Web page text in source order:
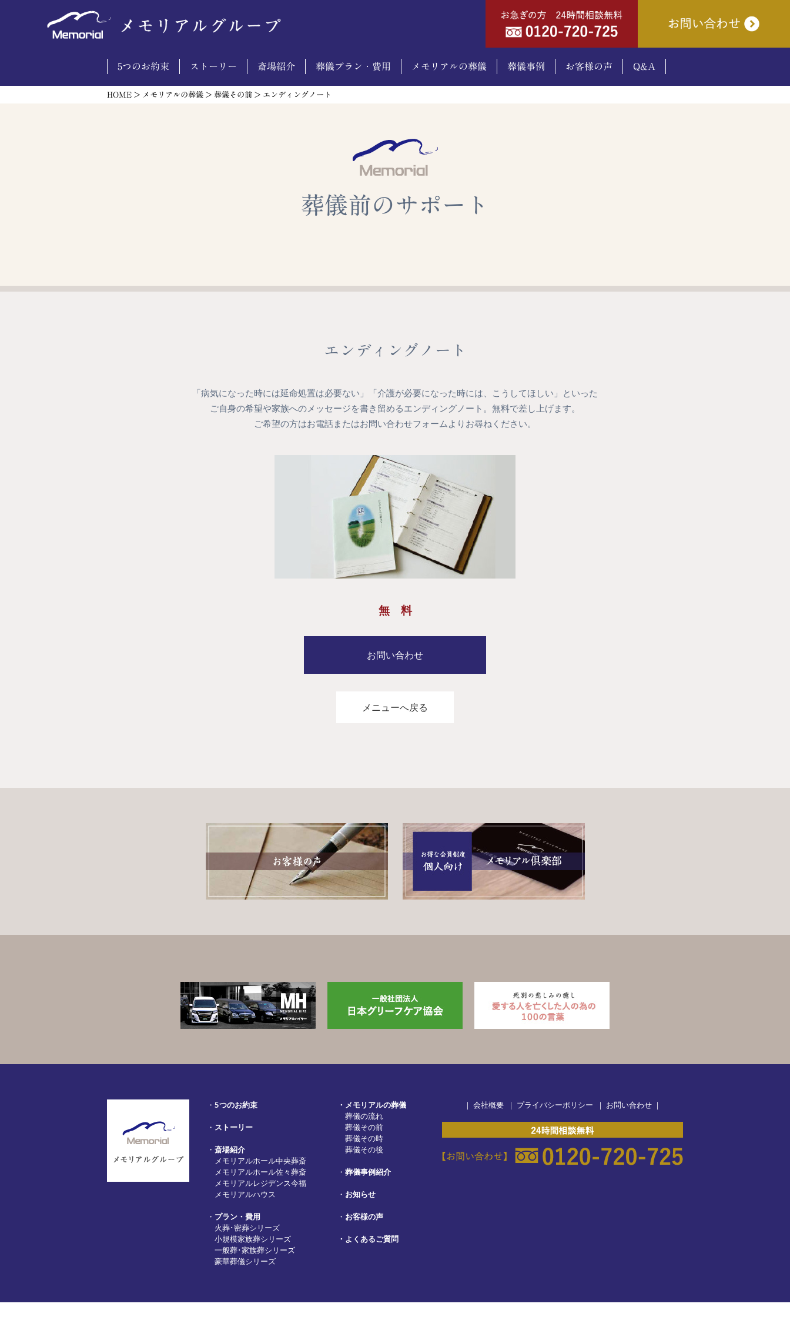
5つのお約束 ストーリー 斎場紹介 葬儀プラン・費用 メモリアルの葬儀 葬儀事例 お客様の声 Q&A
HOME > メモリアルの葬儀 > 葬儀その前 > エンディングノート
葬儀前のサポート
エンディングノート
「病気になった時には延命処置は必要ない」「介護が必要になった時には、こうしてほしい」といった
ご自身の希望や家族へのメッセージを書き留めるエンディングノート。無料で差し上げます。
ご希望の方はお電話またはお問い合わせフォームよりお尋ねください。
無 料
お問い合わせ
メニューへ戻る
・ 5つのお約束
・ ストーリー
・ 斎場紹介
メモリアルホール中央葬斎
メモリアルホール佐々葬斎
メモリアルレジデンス今福
メモリアルハウス
・ プラン・費用
火葬･密葬シリーズ
小規模家族葬シリーズ
一般葬･家族葬シリーズ
豪華葬儀シリーズ
・メモリアルの葬儀
葬儀の流れ
葬儀その前
葬儀その時
葬儀その後
・ 葬儀事例紹介
・ お知らせ
・ お客様の声
・ よくあるご質問
｜ 会社概要｜ プライバシーポリシー ｜ お問い合わせ｜